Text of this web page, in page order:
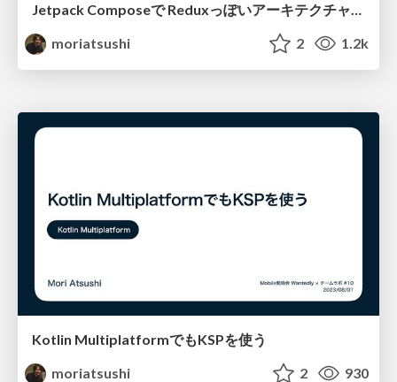
Jetpack Composeで Reduxっぽいアーキテクチャを試す
moriatsushi
2 1.2k
Kotlin MultiplatformでもKSPを使う
moriatsushi
2 930